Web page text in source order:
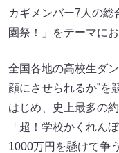
カギメンバー7人の
園祭！」をテーマにお
全国各地の高校生ダ
顔にさせられるか”を
はじめ、史上最多の
「超！学校かくれん
1000万円を懸けて争